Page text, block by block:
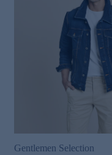
Gentlemen Selection